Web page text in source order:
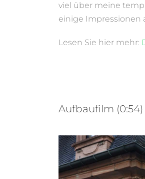
viel über meine
einige Impressionen
Lesen Sie hier mehr:
Aufbaufilm (0:54)